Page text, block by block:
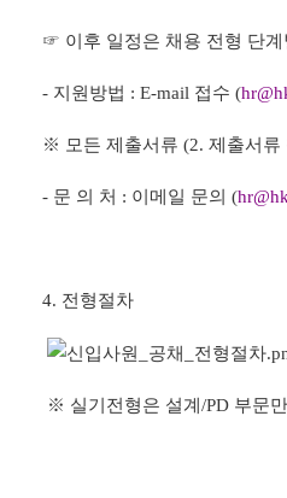
☞ 이후 일정은 채용 전형 단
- 지원방법 : E-mail 접수 (
※ 모든 제출서류 (2. 제출서류
- 문 의 처 : 이메일 문의 (
4. 전형절차
※ 실기전형은 설계 /PD 부문